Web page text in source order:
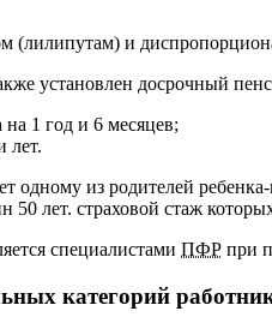
(лилипутам) и
установлен досрочный
на 1 год и 6 месяцев;
лет.
из родителей
лет. страховой стаж
специалистами ПФР при
категорий